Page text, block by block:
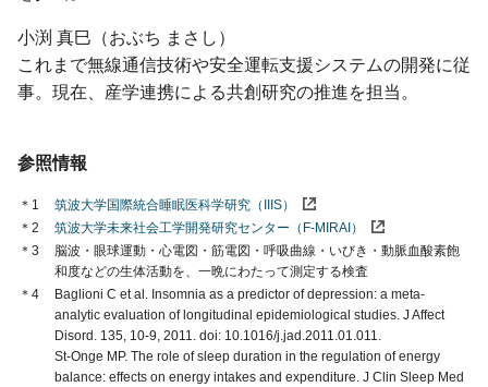
小渕 真巳（おぶち まさし）
これまで無線通信技術や安全運転支援システムの開発に従
事。現在、産学連携による共創研究の推進を担当。
参照情報
＊1
筑波大学国際統合睡眠医科学研究（IIIS）
＊2
筑波大学未来社会工学開発研究センター（F-MIRAI）
＊3
脳波・眼球運動・心電図・筋電図・呼吸曲線・いびき・動脈血酸素飽
和度などの生体活動を、一晩にわたって測定する検査
＊4
Baglioni C et al. Insomnia as a predictor of depression: a meta-
analytic evaluation of longitudinal epidemiological studies. J Affect
Disord. 135, 10-9, 2011. doi: 10.1016/j.jad.2011.01.011.
St-Onge MP. The role of sleep duration in the regulation of energy
balance: effects on energy intakes and expenditure. J Clin Sleep Med